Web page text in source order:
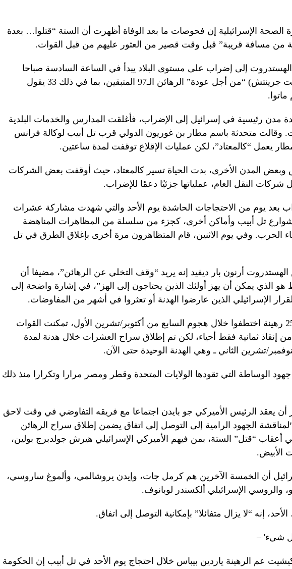
الصحة الإسرائيلية إن فحوصات ما بعد الوفاة أظهرت أن الستة “قتلوا… بعدة
من مسافة قريبة” قبل وقت قصير من العثور عليهم من قبل القوات.
إلى إضراب على مستوى البلاد يبدأ في الساعة السادسة صباحا
(0300 بتوقيت جرينتش) “من أجل عودة” الرهائن الـ97 المتبقين، بما في ذلك 33 يقول
مدن رئيسية في إسرائيل إلى الإضراب، فأغلقت المدارس والخدمات البلدية
وقالت متحدثة باسم مطار بن غوريون الدولي قرب تل أبيب لوكالة فرانس
يعمل “كالمعتاد”، لكن عمليات الإقلاع توقفت لمدة ساعتين.
المدن الأخرى، بدت الحياة تسير كالمعتاد، حيث أوقفت بعض الشركات
شركات النقل العام، عملياتها جزئيًا دعمًا للإضراب.
بعد يوم من الاحتجاجات الحاشدة يوم الأحد والتي شهدت مشاركة عشرات
شوارع تل أبيب وأماكن أخرى، كجزء من سلسلة من المظاهرات المناهضة
الحرب. وفي يوم الاثنين، قام المتظاهرون مرة أخرى بإغلاق الطرق في تل
أرنون بار ديفيد إنه يريد “وقف التخلي عن الرهائن”، مضيفا أن
هو الذي يمكن أن يهز أولئك الذين يحتاجون إلى الهز”، في إشارة واضحة إلى
الإسرائيلي الذين عارضوا الهدنة أو تعثروا في أشهر من المفاوضات.
ومن بين 251 رهينة اختطفوا خلال هجوم السابع من أكتوبر/تشرين الأول، تمكنت القوات
من إنقاذ ثمانية فقط أحياء، لكن تم إطلاق سراح العشرات خلال هدنة لمدة
تشرين الثاني ـ وهي الهدنة الوحيدة حتى الآن.
الوساطة التي تقودها الولايات المتحدة وقطر ومصر مرارا وتكرارا منذ ذلك
أن يعقد الرئيس الأميركي جو بايدن اجتماعا مع فريقه التفاوضي في وقت لاحق
الجهود الرامية إلى التوصل إلى اتفاق يضمن إطلاق سراح الرهائن
في أعقاب “قتل” الستة، بمن فيهم الأميركي الإسرائيلي هيرش جولدبرج بولين،
الأبيض.
أن الخمسة الآخرين هم كرمل جات، وإيدن يروشالمي، وألموغ ساروسي،
والروسي الإسرائيلي ألكسندر لوبانوف.
إنه “لا يزال متفائلا” بإمكانية التوصل إلى اتفاق.
شيء' –
كيشيت عم الرهينة ياردين بيباس خلال احتجاج يوم الأحد في تل أبيب إن الحكومة